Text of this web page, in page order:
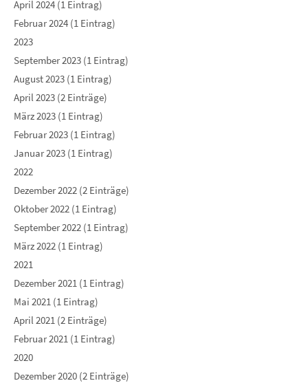
April 2024 (1 Eintrag)
Februar 2024 (1 Eintrag)
2023
September 2023 (1 Eintrag)
August 2023 (1 Eintrag)
April 2023 (2 Einträge)
März 2023 (1 Eintrag)
Februar 2023 (1 Eintrag)
Januar 2023 (1 Eintrag)
2022
Dezember 2022 (2 Einträge)
Oktober 2022 (1 Eintrag)
September 2022 (1 Eintrag)
März 2022 (1 Eintrag)
2021
Dezember 2021 (1 Eintrag)
Mai 2021 (1 Eintrag)
April 2021 (2 Einträge)
Februar 2021 (1 Eintrag)
2020
Dezember 2020 (2 Einträge)